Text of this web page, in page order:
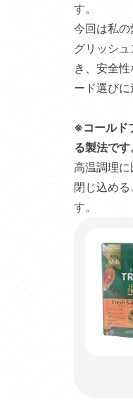
す。
今回は私
グリッシ
き、安全
ード選び
※コールド
る製法です
高温調理
閉じ込め
す。